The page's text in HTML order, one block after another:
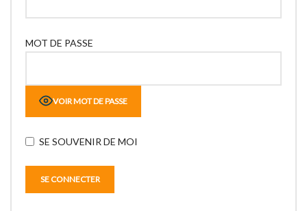
MOT DE PASSE
VOIR MOT DE PASSE
SE SOUVENIR DE MOI